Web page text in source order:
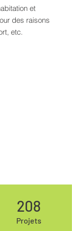
et
des raisons
etc.
208
Projets